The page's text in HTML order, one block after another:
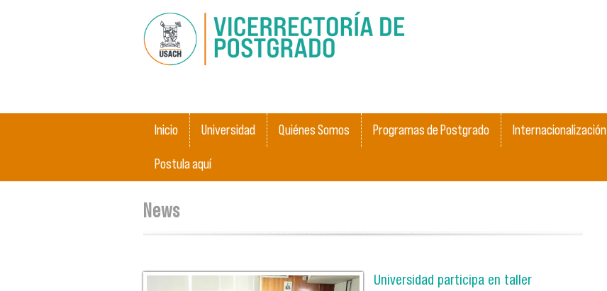
Main menu
Inicio Universidad Quiénes Somos Programas de Postgrado Internacionalización
Postula aquí
You are here
News
Universidad participa en taller